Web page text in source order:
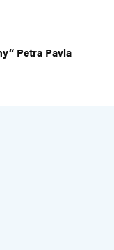
Petra Pavla